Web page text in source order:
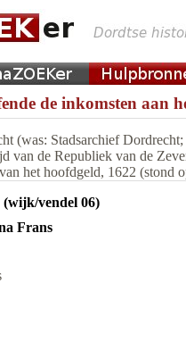
de inkomsten aan
(was: Stadsarchief
van de Republiek van de
het hoofdgeld, 1622 (stond
(wijk/vendel 06)
Frans